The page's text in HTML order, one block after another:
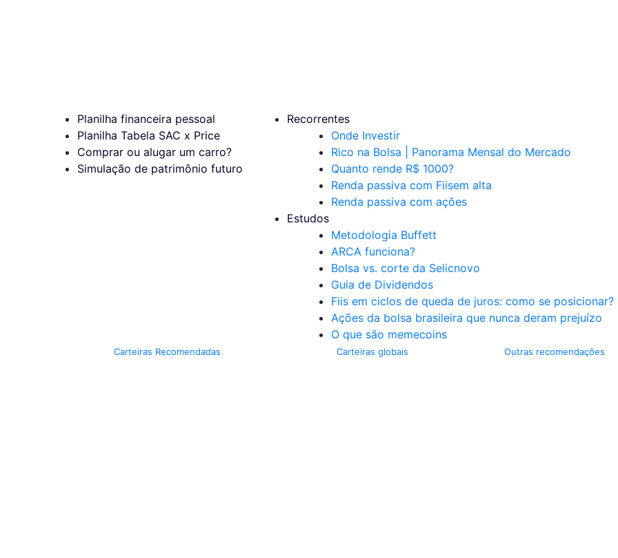
Planilha financeira pessoal
Planilha Tabela SAC x Price
Comprar ou alugar um carro?
Simulação de patrimônio futuro
Recorrentes
Onde Investir
Rico na Bolsa | Panorama Mensal do Mercado
Quanto rende R$ 1000?
Renda passiva com Fiisem alta
Renda passiva com ações
Estudos
Metodologia Buffett
ARCA funciona?
Bolsa vs. corte da Selicnovo
Guia de Dividendos
Fiis em ciclos de queda de juros: como se posicionar?
Ações da bolsa brasileira que nunca deram prejuízo
O que são memecoins
Carteiras Recomendadas Carteiras globais Outras recomendações